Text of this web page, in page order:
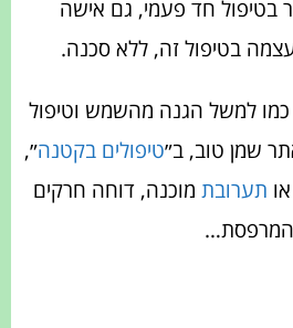
בטיפול חד פעמי, גם אישה
בטיפול זה, ללא סכנה.
כמו למשל הגנה מהשמש וטיפול
שמן טוב, ב״טיפולים בקטנה״,
או תערובת מוכנה, דוחה חרקים
המרפסת…